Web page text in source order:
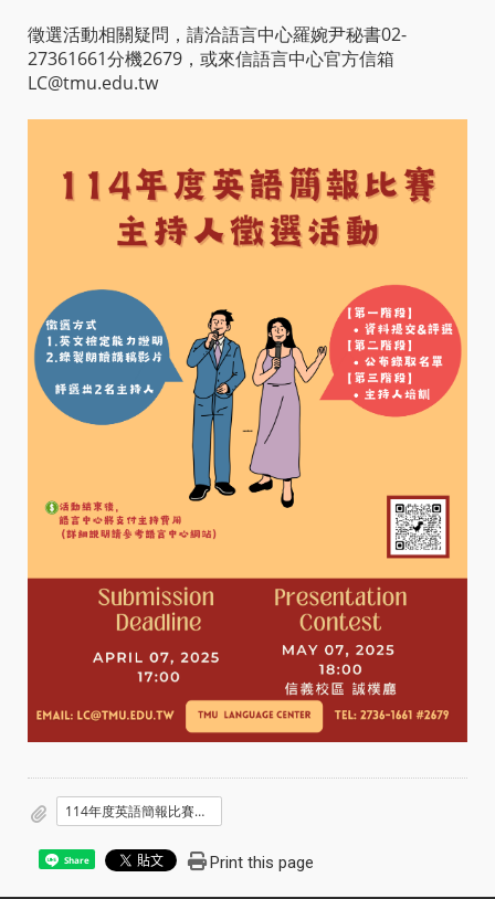
徵選活動相關疑問，請洽語言中心羅婉尹秘書02-
27361661分機2679，或來信語言中心官方信箱
LC@tmu.edu.tw
114年度英語簡報比賽主持人徵選講稿.pdf
Share Print this page